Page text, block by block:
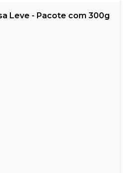
Leve - Pacote com 300g